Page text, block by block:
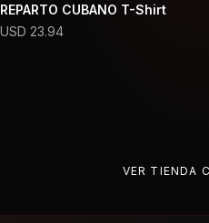
REPARTO CUBANO T-Shirt
USD 23.94
VER TIENDA